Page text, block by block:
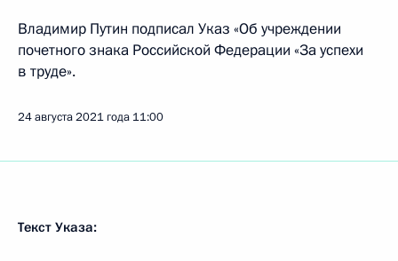
Владимир Путин подписал Указ «Об учреждении
почетного знака Российской Федерации «За успехи
в труде».
24 августа 2021 года 11:00
Текст Указа: